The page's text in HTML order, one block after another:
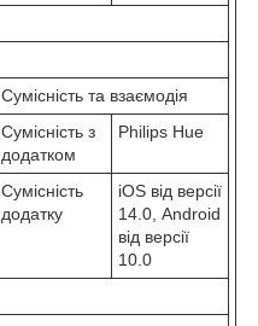
Сумісність та взаємодія
Сумісність з
додатком
Philips Hue
Сумісність
додатку
iOS від версії
14.0, Android
від версії
10.0